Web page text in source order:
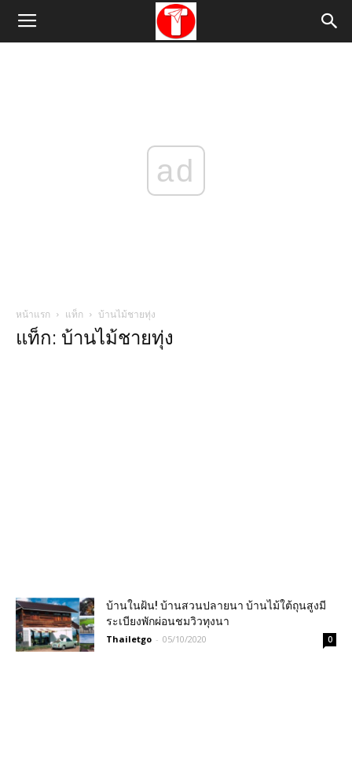
ad
หน้าแรก แท็ก บ้านไม้ชายทุ่ง
แท็ก: บ้านไม้ชายทุ่ง
บ้านในฝ้น! บ้านสวนปลายนา บ้านไม้ใต้ถุนสูงมี
ระเบียงพักผ่อนชมวิวทุงนา
Thailetgo - 05/10/2020 0